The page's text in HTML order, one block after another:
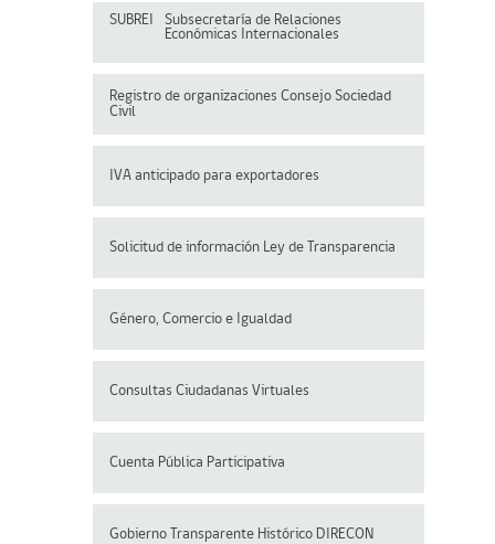
SUBREI
Subsecretaría de Relaciones
Económicas Internacionales
Registro de organizaciones Consejo Sociedad
Civil
IVA anticipado para exportadores
Solicitud de información Ley de Transparencia
Género, Comercio e Igualdad
Consultas Ciudadanas Virtuales
Cuenta Pública Participativa
Gobierno Transparente Histórico DIRECON